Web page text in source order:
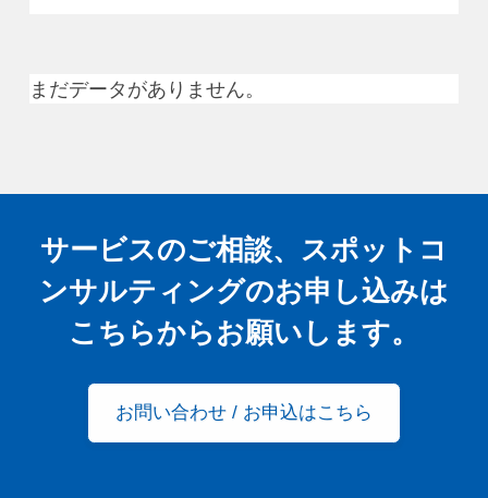
まだデータがありません。
サービスのご相談、スポットコ
ンサルティングのお申し込みは
こちらからお願いします。
お問い合わせ / お申込はこちら